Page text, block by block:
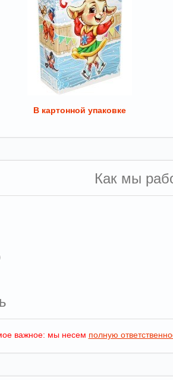
В картонной упаковке
Как мы
важное: мы несем полную